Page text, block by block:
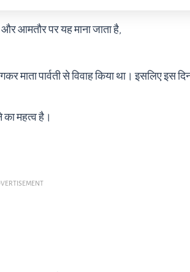
आमतौर पर यह माना जाता है,
माता पार्वती से विवाह किया था। इसलिए इस
का महत्व है।